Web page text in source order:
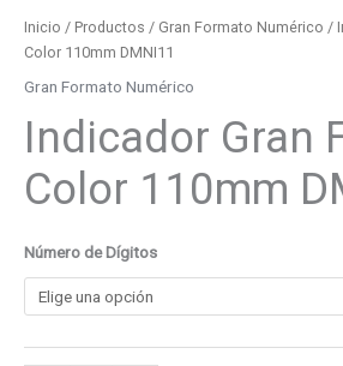
Inicio / Productos / Gran Formato Numérico /
Color 110mm DMNI11
Gran Formato Numérico
Indicador Gran
Color 110mm
Número de Dígitos